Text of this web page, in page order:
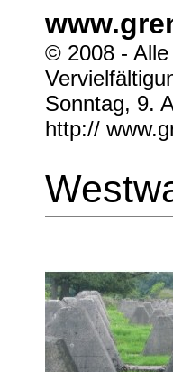
© 2008 - Alle
Sonntag, 9.
http://